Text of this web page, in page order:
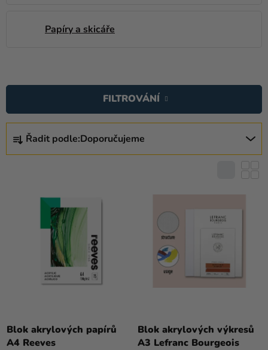
Dárky
merch
Svátky
produkty
Témata
Výprodej
Novinky
Tipy
Papíry a skicáře
A
Z
Ů
Řadit podle:Doporučujeme
FILTROVÁNÍ
Ý
P
I
S
P
Blok akrylových papírů
A4 Reeves
Blok akrylových výkresů
A3 Lefranc Bourgeois